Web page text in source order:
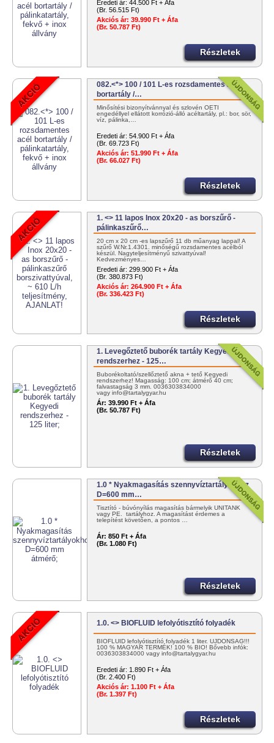
Eredeti ár: 44.500 Ft + Áfa
(Br. 56.515 Ft)
Akciós ár: 39.990 Ft + Áfa
(Br. 50.787 Ft)
Részletek
082.<*> 100 / 101 L-es rozsdamentes acél
bortartály /…
Minősítési bizonyítvánnyal és szlovén OÉTI
engedéllyel ellátott korrózió-álló acéltartály, pl.: bor, sör,
víz, pálinka,…
Eredeti ár: 54.900 Ft + Áfa
(Br. 69.723 Ft)
Akciós ár: 51.990 Ft + Áfa
(Br. 66.027 Ft)
Részletek
1. <> 11 lapos Inox 20x20 - as borszűrő -
pálinkaszűrő…
20 cm x 20 cm -es lapszűrő 11 db műanyag lappal! A
szűrő W.Nr.1.4301. minőségű rozsdamentes acélból
készül. Nagyteljesítményű szivattyúval!
Kedvezményes…
Eredeti ár: 299.900 Ft + Áfa
(Br. 380.873 Ft)
Akciós ár: 264.900 Ft + Áfa
(Br. 336.423 Ft)
Részletek
1. Levegőztető buborék tartály Kegyedi
rendszerhez - 125…
Buborékoltató/szellőztető akna + tető Kegyedi
rendszerhez! Magasság: 100 cm; átmérő 40 cm;
falvastagság 3 mm. 0036303834000
vagy info@tartalygyar.hu
Ár: 39.990 Ft + Áfa
(Br. 50.787 Ft)
Részletek
1.0 * Nyakmagasítás szennyvíztartályokhoz
D=600 mm…
Tisztító - búvónyílás magasítás bármelyik UNITANK
vagy PE. tartályhoz. A magasítást érdemes a
telepítést követően, a pontos …
Ár: 850 Ft + Áfa
(Br. 1.080 Ft)
Részletek
1.0. <> BIOFLUID lefolyótisztító folyadék
BIOFLUID lefolyótisztító folyadék 1 liter. ÚJDONSÁG!!!
100 % MAGYAR TERMÉK! 100 % BIO! Bővebb infók:
0036303834000 vagy info@tartalygyar.hu
Eredeti ár: 1.890 Ft + Áfa
(Br. 2.400 Ft)
Akciós ár: 1.100 Ft + Áfa
(Br. 1.397 Ft)
Részletek